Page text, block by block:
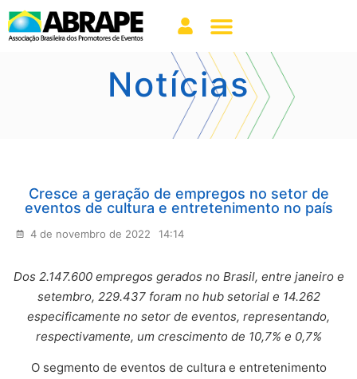
Notícias
Cresce a geração de empregos no setor de
eventos de cultura e entretenimento no país
4 de novembro de 2022 14:14
Dos 2.147.600 empregos gerados no Brasil, entre janeiro e
setembro, 229.437 foram no hub setorial e 14.262
especificamente no setor de eventos, representando,
respectivamente, um crescimento de 10,7% e 0,7%
O segmento de eventos de cultura e entretenimento